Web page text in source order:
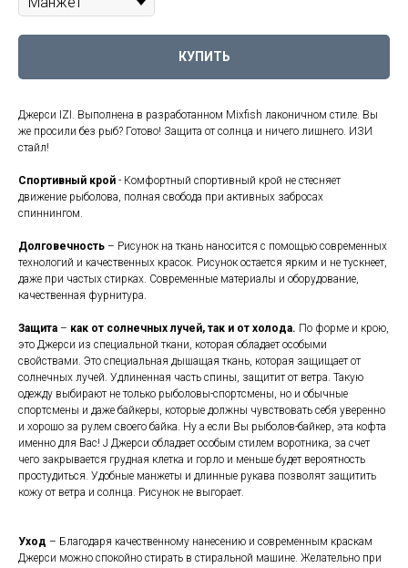
КУПИТЬ
Джерси IZI. Выполнена в разработанном Mixfish лаконичном стиле. Вы
же просили без рыб? Готово! Защита от солнца и ничего лишнего. ИЗИ
стайл!
Спортивный крой - Комфортный спортивный крой не стесняет
движение рыболова, полная свобода при активных забросах
спиннингом.
Долговечность – Рисунок на ткань наносится с помощью современных
технологий и качественных красок. Рисунок остается ярким и не тускнеет,
даже при частых стирках. Современные материалы и оборудование,
качественная фурнитура.
Защита – как от солнечных лучей, так и от холода. По форме и крою,
это Джерси из специальной ткани, которая обладает особыми
свойствами. Это специальная дышащая ткань, которая защищает от
солнечных лучей. Удлиненная часть спины, защитит от ветра. Такую
одежду выбирают не только рыболовы-спортсмены, но и обычные
спортсмены и даже байкеры, которые должны чувствовать себя уверенно
и хорошо за рулем своего байка. Ну а если Вы рыболов-байкер, эта кофта
именно для Вас! J Джерси обладает особым стилем воротника, за счет
чего закрывается грудная клетка и горло и меньше будет вероятность
простудиться. Удобные манжеты и длинные рукава позволят защитить
кожу от ветра и солнца. Рисунок не выгорает.
Уход – Благодаря качественному нанесению и современным краскам
Джерси можно спокойно стирать в стиральной машине. Желательно при